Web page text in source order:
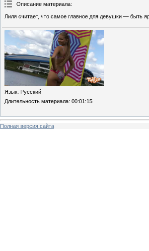
Описание материала:
Лиля считает, что самое главное для девушки — быть
Язык: Русский
Длительность материала: 00:01:15
Полная версия сайта